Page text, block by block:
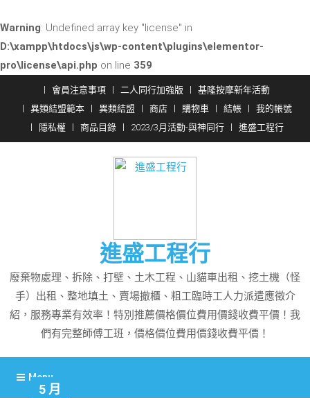
Warning: Undefined array key "license" in
D:\xampp\htdocs\js\wp-content\plugins\elementor-
pro\license\api.php on line 359
content
會員注意事項 二人同行加強版
基隆按摩新年活動
異類結盟範本
異類結盟 商店 購物車 結帳
我的帳號
隱私權
商品目錄 2023/3月活動-與神同行 進盛工程行
進盛工程行
廢棄物處理、拆除、打壁、土木工程、山貓車出租、挖土機（怪
手）出租、整地填土、賣場撤櫃、粗工臨時工人力派遣應徵介
紹，服務專業有效率！特別推薦價格價位費用價錢收費平價！我
們有完整師傅工班，價格價位費用價錢收費平價！
Menu
5 月